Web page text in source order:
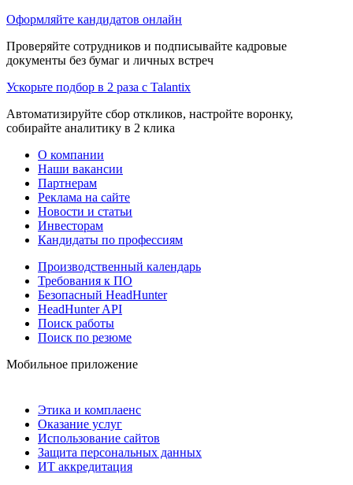
Оформляйте кандидатов онлайн
Проверяйте сотрудников и подписывайте кадровые
документы без бумаг и личных встреч
Ускорьте подбор в 2 раза с Talantix
Автоматизируйте сбор откликов, настройте воронку,
собирайте аналитику в 2 клика
О компании
Наши вакансии
Партнерам
Реклама на сайте
Новости и статьи
Инвесторам
Кандидаты по профессиям
Производственный календарь
Требования к ПО
Безопасный HeadHunter
HeadHunter API
Поиск работы
Поиск по резюме
Мобильное приложение
Этика и комплаенс
Оказание услуг
Использование сайтов
Защита персональных данных
ИТ аккредитация